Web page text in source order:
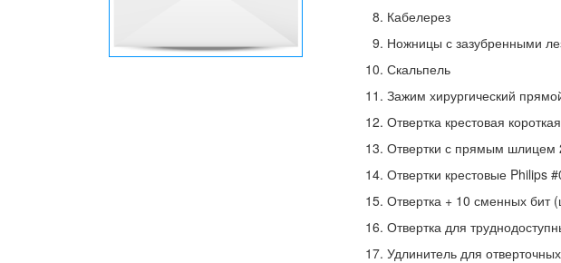
Кабелерез
Ножницы с зазубренными
Скальпель
Зажим хирургический
Отвертка крестовая
Отвертки с прямым
Отвертки крестовые Philips
Отвертка + 10 сменных бит
Отвертка для
Удлинитель для